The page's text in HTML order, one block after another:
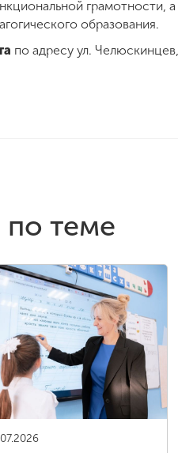
грамотности,
образования.
по адресу ул.
теме